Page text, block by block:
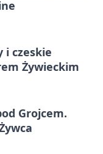
i czeskie
Żywieckim
Grojcem.